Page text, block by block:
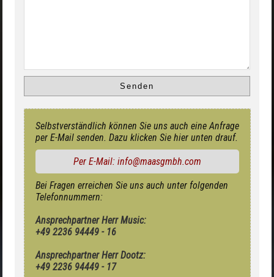
Selbstverständlich können Sie uns auch eine Anfrage
per E-Mail senden. Dazu klicken Sie hier unten drauf.
Per E-Mail: info@maasgmbh.com
Bei Fragen erreichen Sie uns auch unter folgenden
Telefonnummern:
Ansprechpartner Herr Music:
+49 2236 94449 - 16
Ansprechpartner Herr Dootz:
+49 2236 94449 - 17